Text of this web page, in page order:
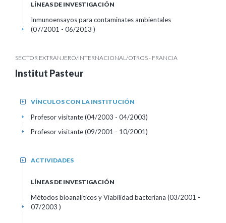
LÍNEAS DE INVESTIGACIÓN
Inmunoensayos para contaminates ambientales
(07/2001 - 06/2013 )
+
SECTOR EXTRANJERO/INTERNACIONAL/OTROS - FRANCIA
Institut Pasteur
VÍNCULOS CON LA INSTITUCIÓN
+
Profesor visitante (04/2003 - 04/2003)
+
Profesor visitante (09/2001 - 10/2001)
+
ACTIVIDADES
+
LÍNEAS DE INVESTIGACIÓN
Métodos bioanalíticos y Viabilidad bacteriana (03/2001 -
07/2003 )
+